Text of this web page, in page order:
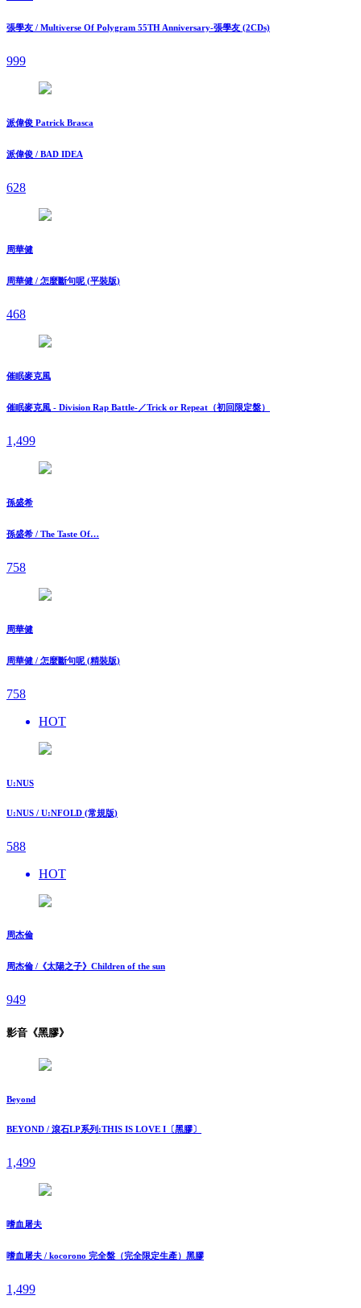
張學友 / Multiverse Of Polygram 55TH Anniversary-張學友 (2CDs)
999
派偉俊 Patrick Brasca
派偉俊 / BAD IDEA
628
周華健
周華健 / 怎麼斷句呢 (平裝版)
468
催眠麥克風
催眠麥克風 - Division Rap Battle-／Trick or Repeat（初回限定盤）
1,499
孫盛希
孫盛希 / The Taste Of…
758
周華健
周華健 / 怎麼斷句呢 (精裝版)
758
HOT
U:NUS
U:NUS / U:NFOLD (常規版)
588
HOT
周杰倫
周杰倫 /《太陽之子》Children of the sun
949
影音《黑膠》
Beyond
BEYOND / 滾石LP系列:THIS IS LOVE I〔黑膠〕
1,499
嗜血屠夫
嗜血屠夫 / kocorono 完全盤（完全限定生產）黑膠
1,499